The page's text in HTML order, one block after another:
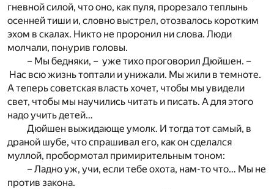
гневной силой, что оно, как пуля, прорезало теплынь
осенней тиши и, словно выстрел, отозвалось коротким
эхом в скалах. Никто не проронил ни слова. Люди
молчали, понурив головы.
– Мы бедняки, – уже тихо проговорил Дюйшен. –
Нас всю жизнь топтали и унижали. Мы жили в темноте.
А теперь советская власть хочет, чтобы мы увидели
свет, чтобы мы научились читать и писать. А для этого
надо учить детей…
Дюйшен выжидающе умолк. И тогда тот самый, в
драной шубе, что спрашивал его, как он сделался
муллой, пробормотал примирительным тоном:
– Ладно уж, учи, если тебе охота, нам-то что… Мы не
против закона.